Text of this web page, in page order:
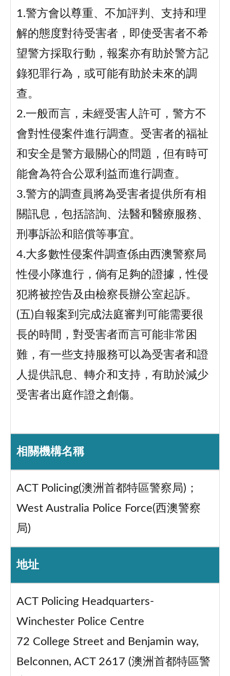
1.警方會以尊重、不加評判、支持和理
解的態度對待受害者，即使受害者不希
望警方採取行動，報案亦有助於警方記
錄犯罪行為，或可能有助於未來的調
查。
2.一般而言，未經受害人許可，警方不
會對性侵案件進行調查。受害者的福祉
和安全是警方最關心的問題，但有時可
能會為符合公眾利益而進行調查。
3.警方的調查員將為受害者提供所有相
關訊息，包括諮詢、法醫和醫療服務、
刑事訴訟和賠償等事宜。
4.大多數性侵案件調查係由西澳警察局
性侵小隊進行，倘有足夠的證據，性侵
犯將被控告及由檢察長辦公室起訴。
(五)自報案到完成法庭審判可能需要很
長的時間，對受害者而言可能非常困
難，有一些支持服務可以為受害者和證
人提供訊息、轉介和支持，有助於減少
受害者出庭作證之創傷。
相關機構名稱
ACT Policing(澳洲首都特區警察局)；
West Australia Police Force(西澳警察
局)
地址
ACT Policing Headquarters-
Winchester Police Centre
72 College Street and Benjamin way,
Belconnen, ACT 2617 (澳洲首都特區警